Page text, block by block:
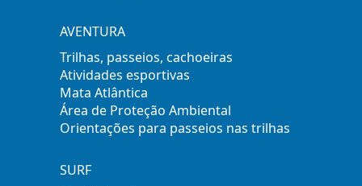
AVENTURA
Trilhas, passeios, cachoeiras
Atividades esportivas
Mata Atlântica
Área de Proteção Ambiental
Orientações para passeios nas trilhas
SURF